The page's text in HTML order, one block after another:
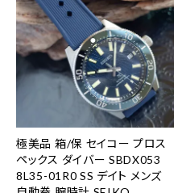
極美品 箱/保 セイコー プロス
ペックス ダイバー SBDX053
8L35-01R0 SS デイト メンズ